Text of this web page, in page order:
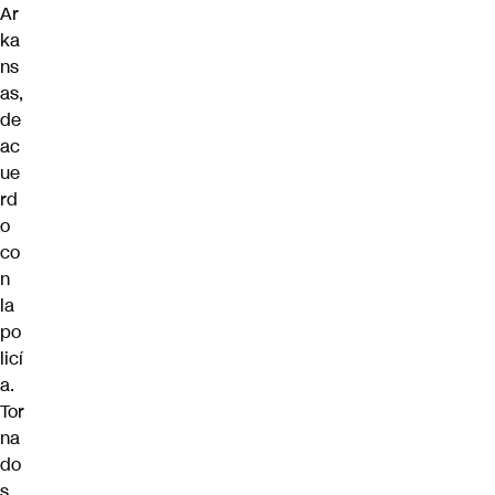
Ar
ka
ns
as,
de
ac
ue
rd
o
co
n
la
po
licí
a.
Tor
na
do